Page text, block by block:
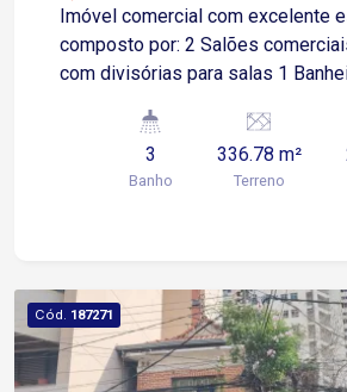
Imóvel comercial com excelente
composto por: 2 Salões
com divisórias para salas 1 Banheiro e ótima área
Divisórias Cozinha 2 Banheiros Destaques da
localização: No coração de
alta visibilidade Fácil acesso às
acessibilidade para
Ideal para escritórios, clínicas,
atendimento ou empresas que
3
Banho
336.78 m²
Terreno
Cód. 187271